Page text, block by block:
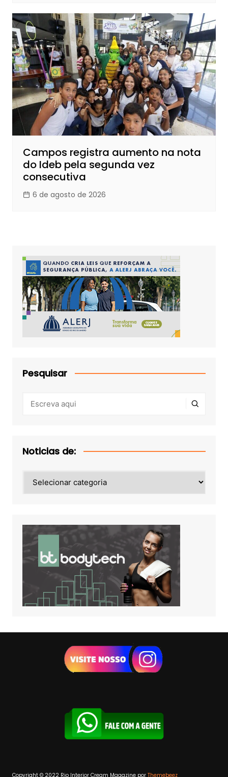
Campos registra aumento na nota
do Ideb pela segunda vez
consecutiva
6 de agosto de 2026
Pesquisar
Noticias de:
de:
Copyright © 2022 Rio InteriorCream Magazine por Themebeez